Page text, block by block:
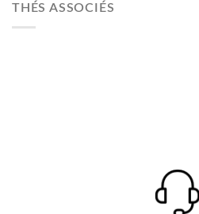
THÉS ASSOCIÉS